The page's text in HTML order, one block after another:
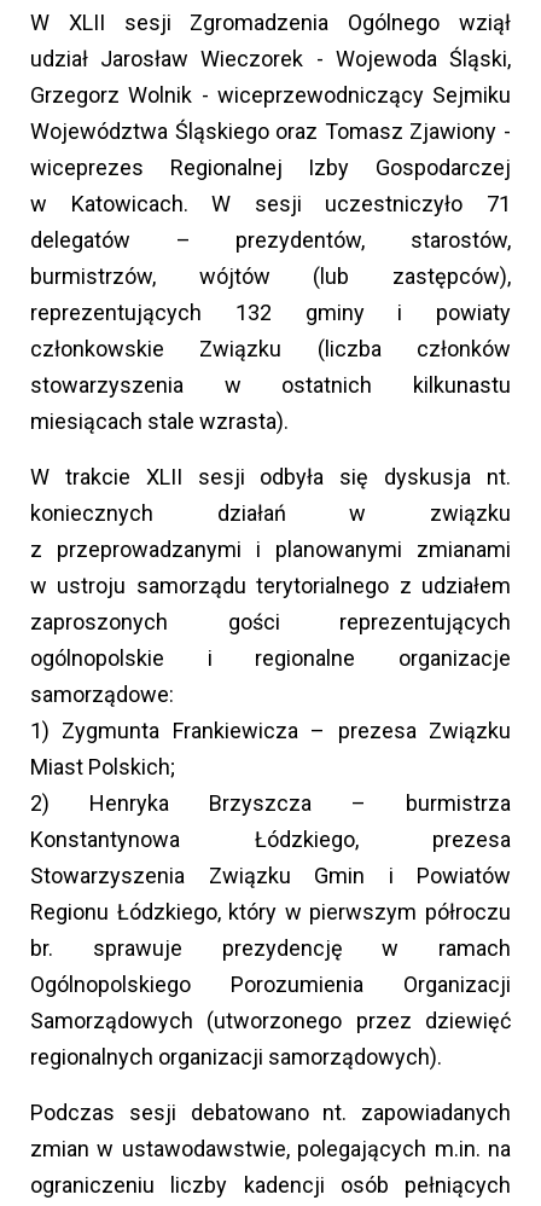
W XLII sesji Zgromadzenia Ogólnego wziął
udział Jarosław Wieczorek - Wojewoda Śląski,
Grzegorz Wolnik - wiceprzewodniczący Sejmiku
Województwa Śląskiego oraz Tomasz Zjawiony -
wiceprezes Regionalnej Izby Gospodarczej
w Katowicach. W sesji uczestniczyło 71
delegatów – prezydentów, starostów,
burmistrzów, wójtów (lub zastępców),
reprezentujących 132 gminy i powiaty
członkowskie Związku (liczba członków
stowarzyszenia w ostatnich kilkunastu
miesiącach stale wzrasta).
W trakcie XLII sesji odbyła się dyskusja nt.
koniecznych działań w związku
z przeprowadzanymi i planowanymi zmianami
w ustroju samorządu terytorialnego z udziałem
zaproszonych gości reprezentujących
ogólnopolskie i regionalne organizacje
samorządowe:
1) Zygmunta Frankiewicza – prezesa Związku
Miast Polskich;
2) Henryka Brzyszcza – burmistrza
Konstantynowa Łódzkiego, prezesa
Stowarzyszenia Związku Gmin i Powiatów
Regionu Łódzkiego, który w pierwszym półroczu
br. sprawuje prezydencję w ramach
Ogólnopolskiego Porozumienia Organizacji
Samorządowych (utworzonego przez dziewięć
regionalnych organizacji samorządowych).
Podczas sesji debatowano nt. zapowiadanych
zmian w ustawodawstwie, polegających m.in. na
ograniczeniu liczby kadencji osób pełniących